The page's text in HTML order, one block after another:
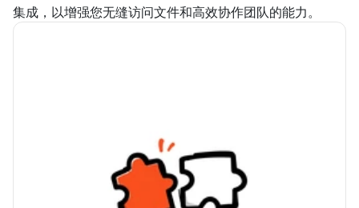
集成，以增强您无缝访问文件和高效协作团队的能力。